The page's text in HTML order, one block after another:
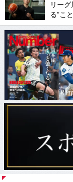
リー
る”こ